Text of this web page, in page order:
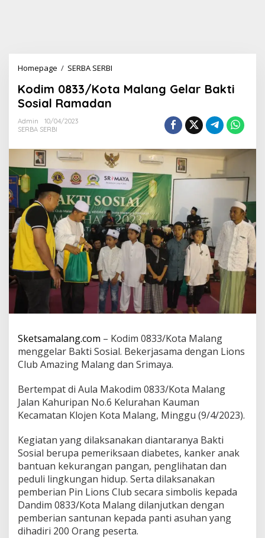
Homepage / SERBA SERBI
d
3
/
K
o
t
a
M
a
l
a
g
G
e
l
a
B
a
k
t
S
o
s
i
l
R
m
a
d
a
n
Kodim 0833/Kota Malang Gelar Bakti
Sosial Ramadan
Admin
10/04/2023
SERBA SERBI
Sketsamalang.com – Kodim 0833/Kota Malang
menggelar Bakti Sosial. Bekerjasama dengan Lions
Club Amazing Malang dan Srimaya.
Bertempat di Aula Makodim 0833/Kota Malang
Jalan Kahuripan No.6 Kelurahan Kauman
Kecamatan Klojen Kota Malang, Minggu (9/4/2023).
Kegiatan yang dilaksanakan diantaranya Bakti
Sosial berupa pemeriksaan diabetes, kanker anak
bantuan kekurangan pangan, penglihatan dan
peduli lingkungan hidup. Serta dilaksanakan
pemberian Pin Lions Club secara simbolis kepada
Dandim 0833/Kota Malang dilanjutkan dengan
pemberian santunan kepada panti asuhan yang
dihadiri 200 Orang peserta.